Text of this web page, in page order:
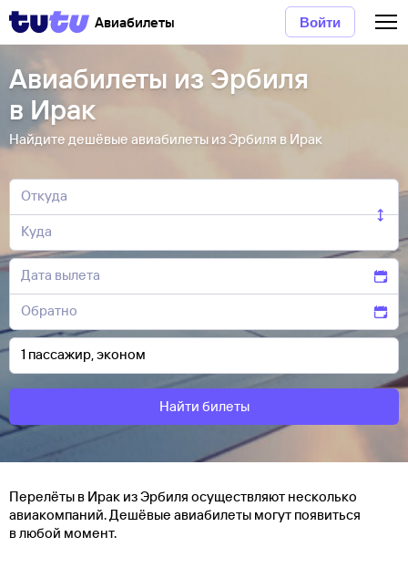
Авиабилеты Войти
Авиабилеты из Эрбиля
в Ирак
Найдите дешёвые авиабилеты из Эрбиля в Ирак
Найти билеты
Перелёты в Ирак из Эрбиля осуществляют несколько
авиакомпаний. Дешёвые авиабилеты могут появиться
в любой момент.